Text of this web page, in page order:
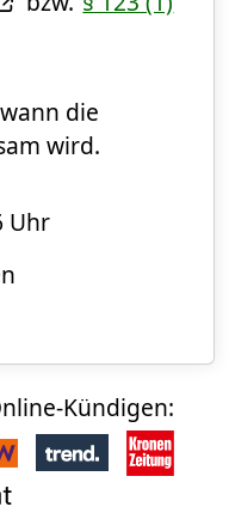
die
wird.
Uhr
Kündigen: